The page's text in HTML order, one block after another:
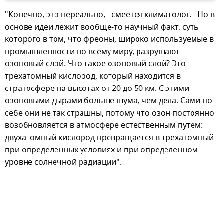
"Конечно, это нереально, - смеется климатолог. - Но в
основе идеи лежит вообще-то научный факт, суть
которого в том, что фреоны, широко используемые в
промышленности по всему миру, разрушают
озоновый слой. Что такое озоновый слой? Это
трехатомный кислород, который находится в
стратосфере на высотах от 20 до 50 км. С этими
озоновыми дырами больше шума, чем дела. Сами по
себе они не так страшны, потому что озон постоянно
возобновляется в атмосфере естественным путем:
двухатомный кислород превращается в трехатомный
при определенных условиях и при определенном
уровне солнечной радиации".